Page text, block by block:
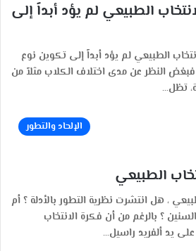
الطبيعي لم يؤد أبداً إلى
الطبيعي لم يؤد أبداً إلى تكوين نوع
فبغض النظر عن مدى اختلاف الكلاب مثلاً من
تظل…
الإلحاد والتطور
الطبيعي
، هل انتشرت نظرية التطور بالأدلة ؟ أم
؟ بالرغم من أن فكرة الانتخاب
يد ألفريد راسيل…